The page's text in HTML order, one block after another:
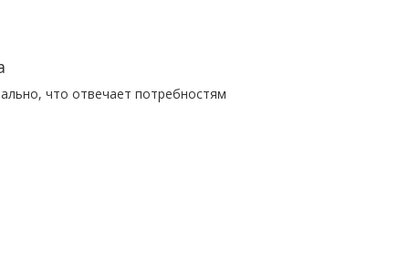
что отвечает потребностям